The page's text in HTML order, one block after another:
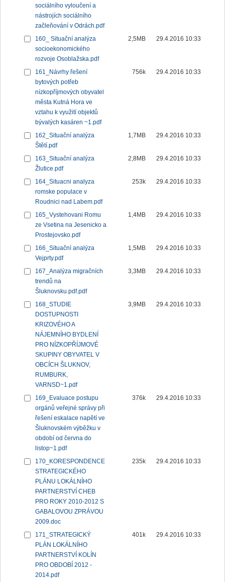
sociálního vyloučení a
nástrojích sociálního
začleňování v Odrách.pdf
160_ Situační analýza
socioekonomického
rozvoje Osoblažska.pdf
2,5MB 29.4.2016 10:33
161_Návrhy řešení
bytových potřeb
nízkopříjmových obyvatel
města Kutná Hora ve
vztahu k využití objektů
bývalých kasáren ~1.pdf
756k 29.4.2016 10:33
162_Situační analýza
Štětí.pdf
1,7MB 29.4.2016 10:33
163_Situační analýza
Žlutice.pdf
2,8MB 29.4.2016 10:33
164_Situacni analyza
romske populace v
Roudnici nad Labem.pdf
253k 29.4.2016 10:33
165_Vystehovani Romu
ze Vsetina na Jesenicko a
Prostejovsko.pdf
1,4MB 29.4.2016 10:33
166_Situační analýza
Vejprty.pdf
1,5MB 29.4.2016 10:33
167_Analýza migračních
trendů na
Šluknovsku.pdf.pdf
3,3MB 29.4.2016 10:33
168_STUDIE
DOSTUPNOSTI
KRIZOVÉHO A
NÁJEMNÍHO BYDLENÍ
PRO NÍZKOPŘÍJMOVÉ
SKUPINY OBYVATEL V
OBCÍCH ŠLUKNOV,
RUMBURK,
VARNSD~1.pdf
3,9MB 29.4.2016 10:33
169_Evaluace postupu
orgánů veřejné správy při
řešení eskalace napětí ve
Šluknovském výběžku v
období od června do
listop~1.pdf
376k 29.4.2016 10:33
170_KORESPONDENCE
STRATEGICKÉHO
PLÁNU LOKÁLNÍHO
PARTNERSTVÍ CHEB
PRO ROKY 2010-2012 S
GABALOVOU ZPRÁVOU
2009.doc
235k 29.4.2016 10:33
171_STRATEGICKÝ
PLÁN LOKÁLNÍHO
PARTNERSTVÍ KOLÍN
PRO OBDOBÍ 2012 -
2014.pdf
401k 29.4.2016 10:33